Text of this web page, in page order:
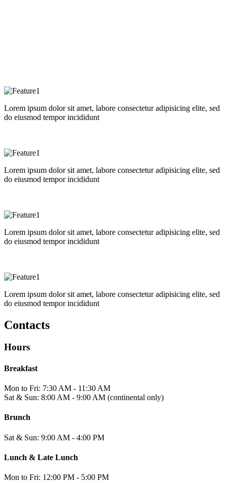
Lorem ipsum dolor sit amet, labore consectetur adipisicing elite, sed
do eiusmod tempor incididunt
Lorem ipsum dolor sit amet, labore consectetur adipisicing elite, sed
do eiusmod tempor incididunt
Lorem ipsum dolor sit amet, labore consectetur adipisicing elite, sed
do eiusmod tempor incididunt
Lorem ipsum dolor sit amet, labore consectetur adipisicing elite, sed
do eiusmod tempor incididunt
Contacts
Hours
Breakfast
Mon to Fri: 7:30 AM - 11:30 AM
Sat & Sun: 8:00 AM - 9:00 AM (continental only)
Brunch
Sat & Sun: 9:00 AM - 4:00 PM
Lunch & Late Lunch
Mon to Fri: 12:00 PM - 5:00 PM